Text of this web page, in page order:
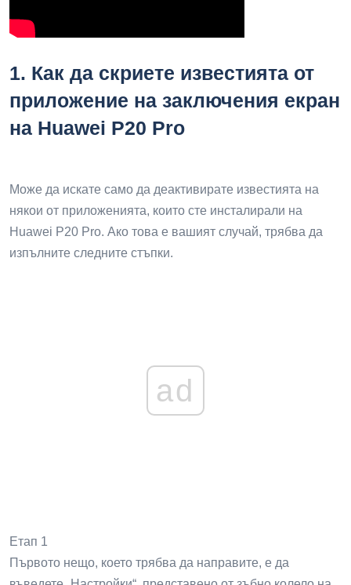
1. Как да скриете известията от
приложение на заключения екран
на Huawei P20 Pro
Може да искате само да деактивирате известията на
някои от приложенията, които сте инсталирали на
Huawei P20 Pro. Ако това е вашият случай, трябва да
изпълните следните стъпки.
ad
Етап 1
Първото нещо, което трябва да направите, е да